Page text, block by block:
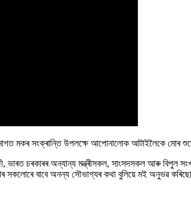
মকৰ সংক্ৰান্তি উপলক্ষে আপোনালোক আটাইলৈকে মোৰ
ভাৰত চৰকাৰৰ অন্যান্য মন্ত্ৰীসকল, সাংসদসকল আৰু
বাবে অনন্য সৌভাগ্যৰ কথা বুলিয়ে মই অনুভৱ